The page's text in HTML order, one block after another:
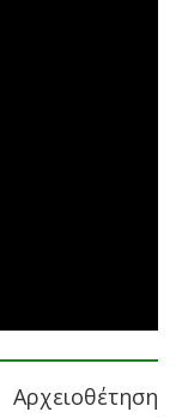
Αρχειοθέτηση